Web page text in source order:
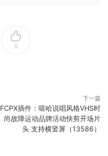
0
下一篇
FCPX插件：嘻哈说唱风格VHS时
尚故障运动品牌活动快剪开场片
头 支持横竖屏（13586）